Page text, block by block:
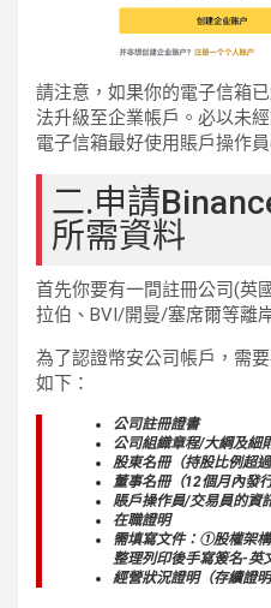
請注意，如果你的電子信箱
法升級至企業帳戶。必以未
電子信箱最好使用賬戶操作
二.申請
所需資料
首先你要有一間註冊公司(英
拉伯、BVI/開曼/塞席爾等離
為了認證幣安公司帳戶，需
如下：
公司註冊證書
公司組織章程/大綱及細
股東名冊（持股比例超
董事名冊（12個月內發行
賬戶操作員/交易員的資
在職證明
需填寫文件：①股權架
整理列印後手寫簽名-英
經營狀況證明（存續證明